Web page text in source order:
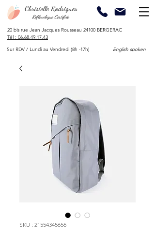
Christelle Rodrigues
Réflexologue Certifiée
20 bis rue Jean Jacques Rousseau 24100 BERGERAC​
​Tél : 06.68.49.17.43
Sur RDV / Lundi au Vendredi (8h -17h) English spoken
SKU : 21554345656